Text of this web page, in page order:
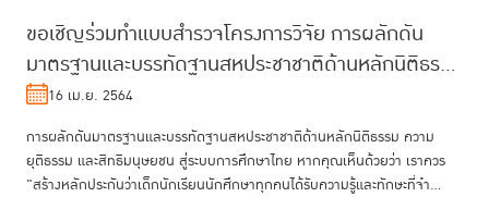
ขอเชิญร่วมทำแบบสำรวจโครงการวิจัย การผลักดัน
มาตรฐานและบรรทัดฐานสหประชาชาติด้านหลักนิติธรรม
ความยุติธรรม และสิทธิมนุษยชน ส...
16 เม.ย. 2564
การผลักดันมาตรฐานและบรรทัดฐานสหประชาชาติด้านหลักนิติธรรม ความ
ยุติธรรม และสิทธิมนุษยชน สู่ระบบการศึกษาไทย หากคุณเห็นด้วยว่า เราควร
"สร้างหลักประกันว่าเด็กนักเรียนนักศึกษาทุกคนได้รับความรู้และทักษะที่จำ...